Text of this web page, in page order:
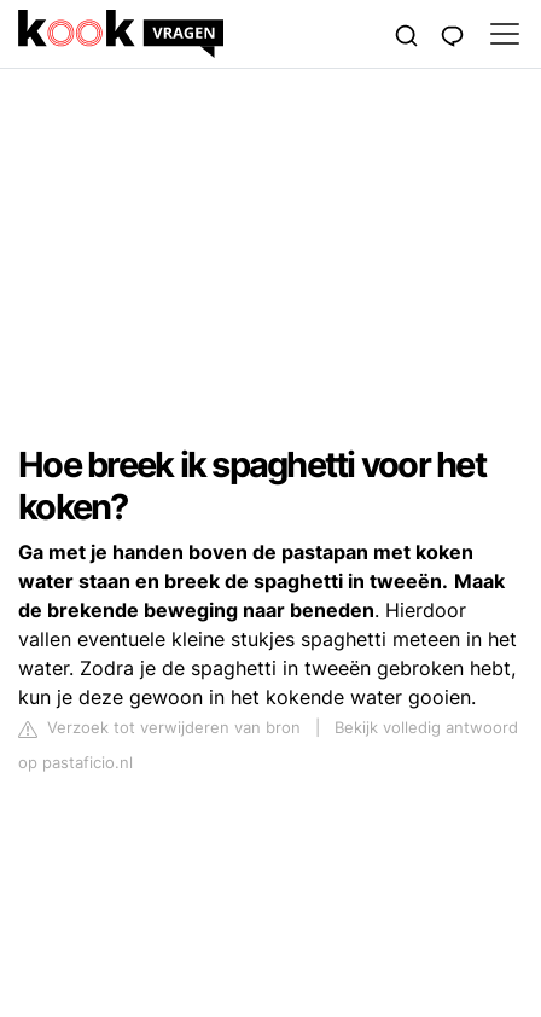
Hoe breek ik spaghetti voor het
koken?
Ga met je handen boven de pastapan met koken
water staan en breek de spaghetti in tweeën. Maak
de brekende beweging naar beneden. Hierdoor
vallen eventuele kleine stukjes spaghetti meteen in het
water. Zodra je de spaghetti in tweeën gebroken hebt,
kun je deze gewoon in het kokende water gooien.
Verzoek tot verwijderen van bron
Bekijk volledig antwoord
op pastaficio.nl